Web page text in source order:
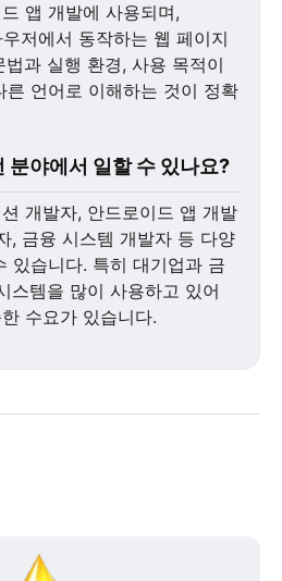
앱 개발에 사용되며,
저에서 동작하는 웹 페이지
과 실행 환경, 사용 목적이
른 언어로 이해하는 것이 정확
분야에서 일할 수 있나요?
개발자, 안드로이드 앱 개발
, 금융 시스템 개발자 등 다양
있습니다. 특히 대기업과 금
스템을 많이 사용하고 있어
수요가 있습니다.